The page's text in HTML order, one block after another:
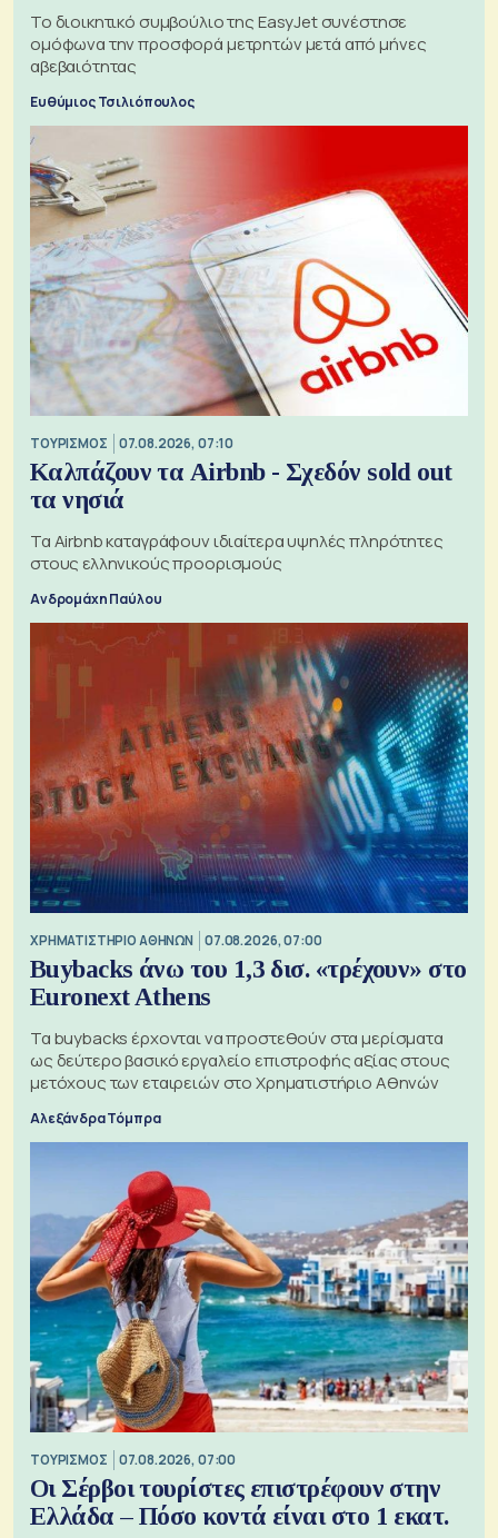
Το διοικητικό συμβούλιο της EasyJet συνέστησε
ομόφωνα την προσφορά μετρητών μετά από μήνες
αβεβαιότητας
Ευθύμιος Τσιλιόπουλος
ΤΟΥΡΙΣΜΟΣ 07.08.2026, 07:10
Καλπάζουν τα Airbnb - Σχεδόν sold out
τα νησιά
Τα Airbnb καταγράφουν ιδιαίτερα υψηλές πληρότητες
στους ελληνικούς προορισμούς
Ανδρομάχη Παύλου
XΡΗΜΑΤΙΣΤΗΡΙΟ ΑΘΗΝΩΝ 07.08.2026, 07:00
Buybacks άνω του 1,3 δισ. «τρέχουν» στο
Euronext Athens
Τα buybacks έρχονται να προστεθούν στα μερίσματα
ως δεύτερο βασικό εργαλείο επιστροφής αξίας στους
μετόχους των εταιρειών στο Χρηματιστήριο Αθηνών
Αλεξάνδρα Τόμπρα
ΤΟΥΡΙΣΜΟΣ 07.08.2026, 07:00
Οι Σέρβοι τουρίστες επιστρέφουν στην
Ελλάδα – Πόσο κοντά είναι στο 1 εκατ.